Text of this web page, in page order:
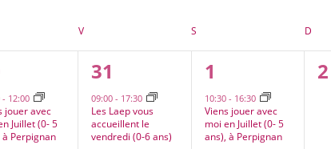
VVENDREDI S D
- 12:00
jouer avec
Juillet (0- 5
à Perpignan
2
évènements,
31
09:00- 17:30
Les Laep vous
accueillent le
vendredi (0-6 ans)
1
évènement,
1
10:30 - 16:30
Viens jouer avec
moi en Juillet (0- 5
ans), à Perpignan
0
2